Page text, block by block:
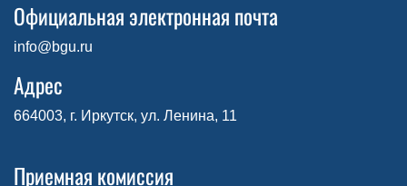
Официальная электронная почта
info@bgu.ru
Адрес
664003, г. Иркутск, ул. Ленина, 11
Приемная комиссия